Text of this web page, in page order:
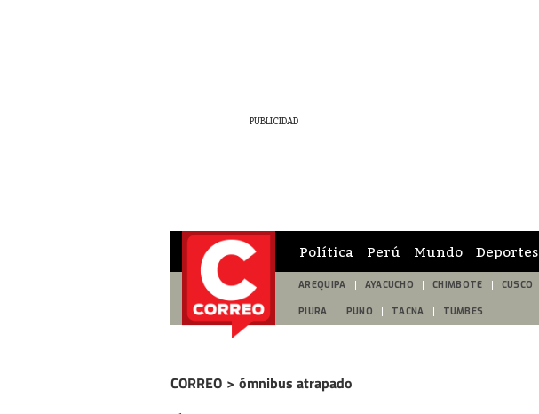
Política Perú Mundo Deportes
AREQUIPA AYACUCHO CHIMBOTE CUSCO
PIURA PUNO TACNA TUMBES
CORREO > ómnibus atrapado